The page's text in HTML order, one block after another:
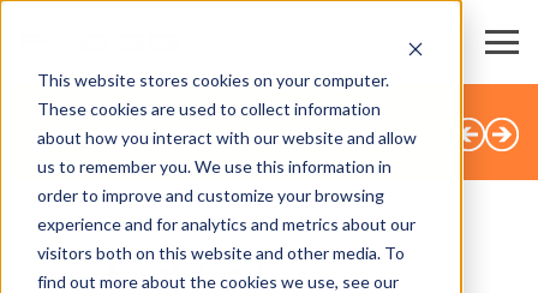
This website stores cookies on your computer.
These cookies are used to collect information
about how you interact with our website and allow
us to remember you. We use this information in
order to improve and customize your browsing
experience and for analytics and metrics about our
visitors both on this website and other media. To
find out more about the cookies we use, see our
すべてのニュース
SHARE